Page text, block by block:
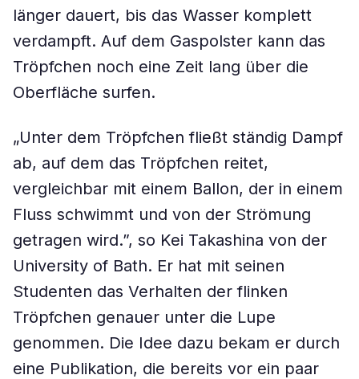
länger dauert, bis das Wasser komplett
verdampft. Auf dem Gaspolster kann das
Tröpfchen noch eine Zeit lang über die
Oberfläche surfen.
„Unter dem Tröpfchen fließt ständig Dampf
ab, auf dem das Tröpfchen reitet,
vergleichbar mit einem Ballon, der in einem
Fluss schwimmt und von der Strömung
getragen wird.”, so Kei Takashina von der
University of Bath. Er hat mit seinen
Studenten das Verhalten der flinken
Tröpfchen genauer unter die Lupe
genommen. Die Idee dazu bekam er durch
eine Publikation, die bereits vor ein paar